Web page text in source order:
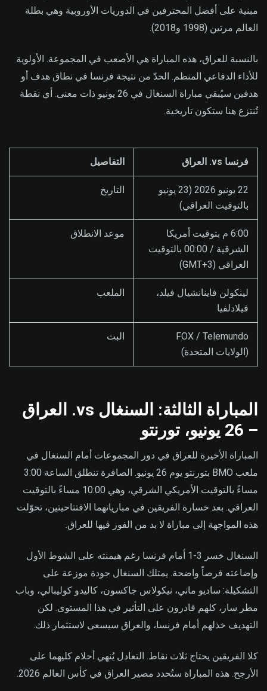
مبنية على أفضل المحترفين في الدوريات الأوروبية وهي بطلة
العالم مرتين (1998 و2018).
بالنسبة للعراق، هذه المباراة هي الأصعب في المجموعة. الأولوية
للأداء الدفاعي المنظم. الحدّ من نتيجة فرنسا في نطاق هدف أو
هدفين سيُبقي مباراة السنغال في 26 يونيو ذات معنى. أي نقطة
تُنتزع هنا ستكون تاريخية.
فرنسا vs. العراق التفاصيل
22 يونيو 2026 (23 يونيو
بالتوقيت العراقي)
التاريخ
6:00 م بتوقيت أمريكا
الشرقية / 00:00 بالتوقيت
العراقي (GMT+3)
موعد الانطلاق
لينكولن فاينانشيال فيلد،
فيلادلفيا
الملعب
FOX / Telemundo
(الولايات المتحدة)
البث
المباراة الثالثة: السنغال vs. العراق
– 26 يونيو، تورنتو
المباراة الأخيرة للعراق في دور المجموعات أمام السنغال في
ملعب BMO بتورنتو يوم 26 يونيو. الصافرة تنطلق الساعة 3:00
مساءً بالتوقيت الأمريكي الشرقي، وهي 10:00 مساءً بالتوقيت
العراقي. بعد خسارة الفريقين في مبارياتهما الافتتاحيتين، تحوّلت
هذه المواجهة إلى مباراة لا بد من الفوز فيها للعراق.
السنغال خسر 3-1 أمام فرنسا رغم هيمنته على الشوط الأول
وإضاعته فرصاً واضحة. يمتلك السنغال جودة موزعة على
التشكيلة: ساديو ماني، نيكولاس جاكسون، كاليدو كوليبالي، وباب
مطر سار، كلهم قادرون على التأثير في هذا المستوى. لكن
التهديف خذلهم أمام فرنسا، والعراق سيسعى لاستثمار ذلك.
كلا الفريقين يحتاج ثلاث نقاط. التعادل يُنهي أحلام كليهما على
الأرجح. هذه المباراة ستُحدد مصير العراق في كأس العالم 2026.